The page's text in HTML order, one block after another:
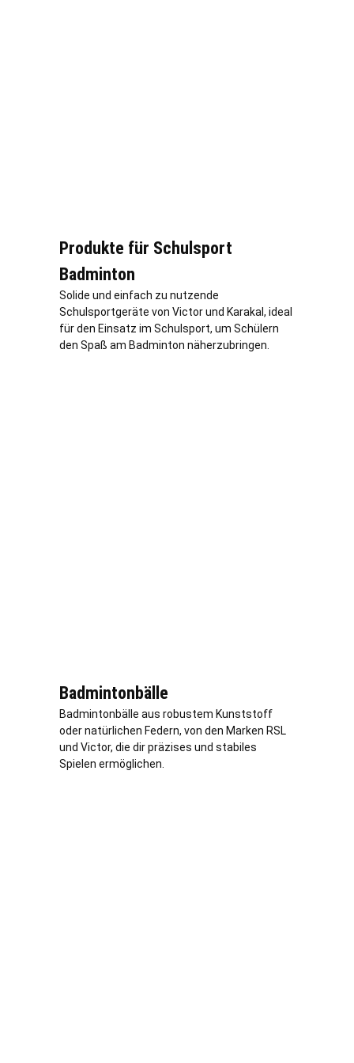
Produkte für Schulsport
Badminton
Solide und einfach zu nutzende
Schulsportgeräte von Victor und Karakal, ideal
für den Einsatz im Schulsport, um Schülern
den Spaß am Badminton näherzubringen.
Badmintonbälle
Badmintonbälle aus robustem Kunststoff
oder natürlichen Federn, von den Marken RSL
und Victor, die dir präzises und stabiles
Spielen ermöglichen.